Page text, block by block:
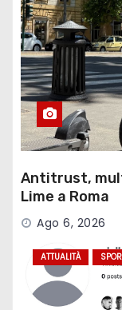
Antitrust,
Lime a Roma
Ago 6, 2026
ATTUALITÀ